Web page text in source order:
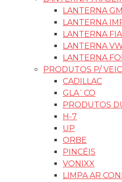
LANTERNA GM
LANTERNA
LANTERNA
LANTERNA
LANTERNA
PRODUTOS P/
CADILLAC
GLA`CO
PRODUTOS
H-7
UP
ORBE
PINCÉIS
VONIXX
LIMPA AR